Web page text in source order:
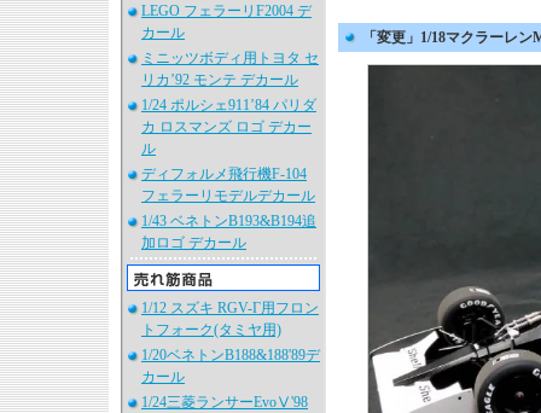
LEGO フェラーリF2004 デ
カール
ミニッツボディ用トヨタ セ
リカ’92 モンテ デカール
1/24 ポルシェ911’84 パリダ
カ ロスマンズ ロゴ デカー
ル
ディフォルメ飛行機F-104
フェラーリモデルデカール
1/43 ベネトンB193&B194追
加ロゴ デカール
1/12 スズキ RGV-Γ用フロン
トフォーク(タミヤ用)
1/20ベネトンB188&188'89デ
カール
1/24三菱ランサーEvoⅤ'98
「変更」1/18マクラーレ